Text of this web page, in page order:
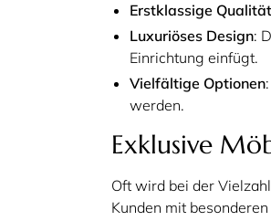
Erstklassige Qualität
Luxuriöses Design:
Einrichtung einfügt.
Vielfältige Optionen
werden.
Exklusive
Oft wird bei der
Kunden mit